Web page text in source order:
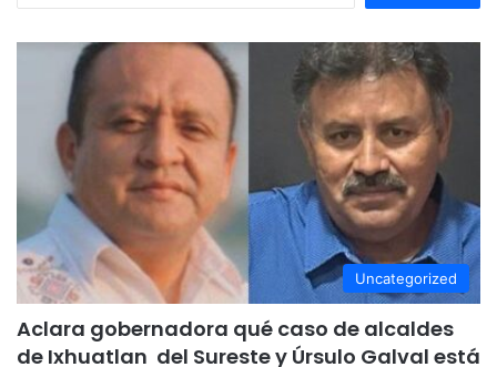
Uncategorized
Aclara gobernadora qué caso de alcaldes
de Ixhuatlan del Sureste y Úrsulo Galval está